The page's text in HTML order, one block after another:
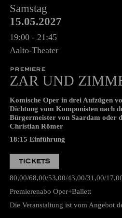
AALTO MUSIKTHEATER
Samstag
15.05.2027
19:00 - 21:45
Aalto-Theater
PREMIERE
ZAR UND
Komische Oper in drei Aufzügen
Dichtung vom Komponisten nach
Christian Römer
18:15 Einführung
TICKETS
80,00 68,00 53,00 43,00 31,00